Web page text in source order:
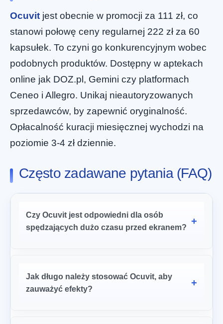
Ocuvit jest obecnie w promocji za 111 zł, co
stanowi połowę ceny regularnej 222 zł za 60
kapsułek. To czyni go konkurencyjnym wobec
podobnych produktów. Dostępny w aptekach
online jak DOZ.pl, Gemini czy platformach
Ceneo i Allegro. Unikaj nieautoryzowanych
sprzedawców, by zapewnić oryginalność.
Opłacalność kuracji miesięcznej wychodzi na
poziomie 3-4 zł dziennie.
Często zadawane pytania (FAQ)
Czy Ocuvit jest odpowiedni dla osób
spędzających dużo czasu przed ekranem?
Jak długo należy stosować Ocuvit, aby
zauważyć efekty?